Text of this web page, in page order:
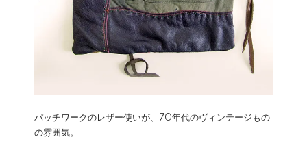
パッチワークのレザー使いが、70年代のヴィンテージもの
の雰囲気。